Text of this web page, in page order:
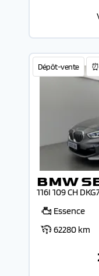
Dépôt-vente
BMW
116I 109 CH
Essence
62280 km